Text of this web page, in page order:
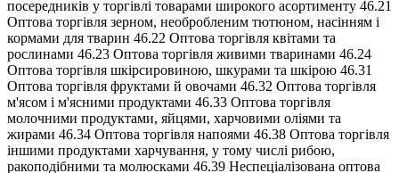
посередників у торгівлі товарами широкого асортименту 46.21
Оптова торгівля зерном, необробленим тютюном, насінням і
кормами для тварин 46.22 Оптова торгівля квітами та
рослинами 46.23 Оптова торгівля живими тваринами 46.24
Оптова торгівля шкірсировиною, шкурами та шкірою 46.31
Оптова торгівля фруктами й овочами 46.32 Оптова торгівля
м'ясом і м'ясними продуктами 46.33 Оптова торгівля
молочними продуктами, яйцями, харчовими оліями та
жирами 46.34 Оптова торгівля напоями 46.38 Оптова торгівля
іншими продуктами харчування, у тому числі рибою,
ракоподібними та молюсками 46.39 Неспеціалізована оптова